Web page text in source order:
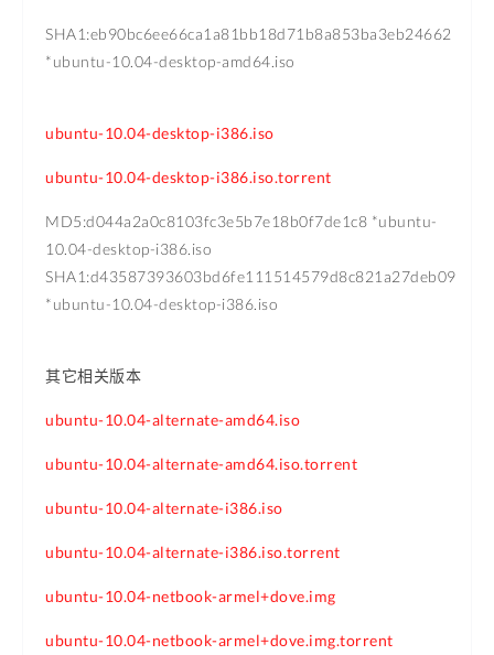
SHA1:eb90bc6ee66ca1a81bb18d71b8a853ba3eb24662
*ubuntu-10.04-desktop-amd64.iso
ubuntu-10.04-desktop-i386.iso
ubuntu-10.04-desktop-i386.iso.torrent
MD5:d044a2a0c8103fc3e5b7e18b0f7de1c8 *ubuntu-
10.04-desktop-i386.iso
SHA1:d43587393603bd6fe111514579d8c821a27deb09
*ubuntu-10.04-desktop-i386.iso
其它相关版本
ubuntu-10.04-alternate-amd64.iso
ubuntu-10.04-alternate-amd64.iso.torrent
ubuntu-10.04-alternate-i386.iso
ubuntu-10.04-alternate-i386.iso.torrent
ubuntu-10.04-netbook-armel+dove.img
ubuntu-10.04-netbook-armel+dove.img.torrent